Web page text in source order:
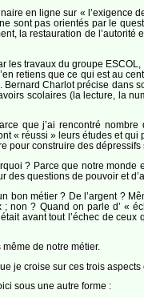
en ligne sur « l’exigence
sont pas orientés par le
la restauration de
les travaux du groupe
retiens que ce qui est au
Charlot précise dans
scolaires (la lecture, la
que j’ai rencontré nombre
« réussi » leurs études et
pour construire des dépressifs
? Parce que notre monde
des questions de pouvoir et
métier ? De l’argent ?
? Quand on parle d’ «
avant tout l’échec de
de notre métier.
je croise sur ces trois aspects
sous une autre forme :